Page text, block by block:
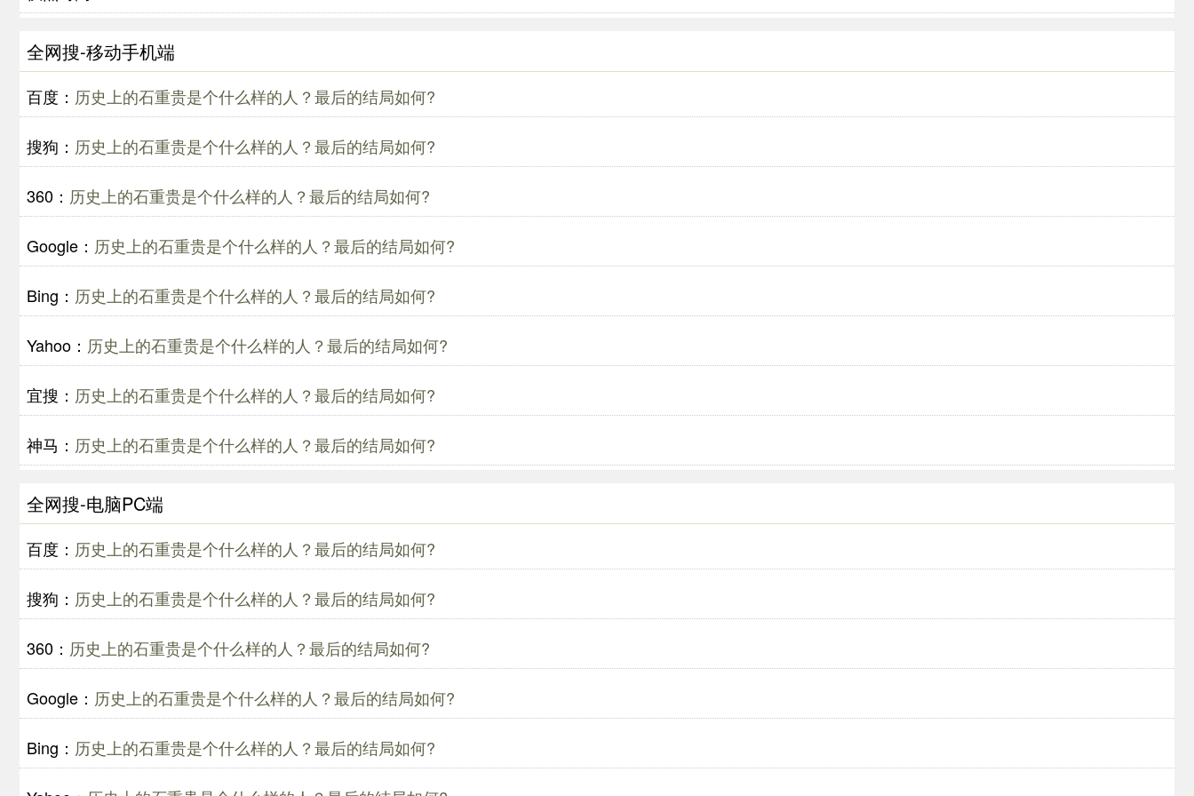
全网搜-移动手机端
百度： 历史上的石重贵是个什么样的人？最后的结局如何?
搜狗： 历史上的石重贵是个什么样的人？最后的结局如何?
360： 历史上的石重贵是个什么样的人？最后的结局如何?
Google： 历史上的石重贵是个什么样的人？最后的结局如何?
Bing： 历史上的石重贵是个什么样的人？最后的结局如何?
Yahoo： 历史上的石重贵是个什么样的人？最后的结局如何?
宜搜： 历史上的石重贵是个什么样的人？最后的结局如何?
神马： 历史上的石重贵是个什么样的人？最后的结局如何?
全网搜-电脑PC端
百度： 历史上的石重贵是个什么样的人？最后的结局如何?
搜狗： 历史上的石重贵是个什么样的人？最后的结局如何?
360： 历史上的石重贵是个什么样的人？最后的结局如何?
Google： 历史上的石重贵是个什么样的人？最后的结局如何?
Bing： 历史上的石重贵是个什么样的人？最后的结局如何?